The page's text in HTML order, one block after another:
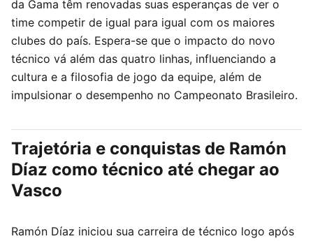
da Gama têm renovadas suas esperanças de ver o
time competir de igual para igual com os maiores
clubes do país. Espera-se que o impacto do novo
técnico vá além das quatro linhas, influenciando a
cultura e a filosofia de jogo da equipe, além de
impulsionar o desempenho no Campeonato Brasileiro.
Trajetória e conquistas de Ramón
Díaz como técnico até chegar ao
Vasco
Ramón Díaz iniciou sua carreira de técnico logo após